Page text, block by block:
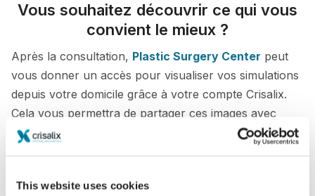
This website uses cookies
Vous souhaitez découvrir ce qui vous
convient le mieux ?
Après la consultation, Plastic Surgery Center peut
vous donner un accès pour visualiser vos simulations
depuis votre domicile grâce à votre compte Crisalix.
Cela vous permettra de partager ces images avec
votre famille et vos amis.